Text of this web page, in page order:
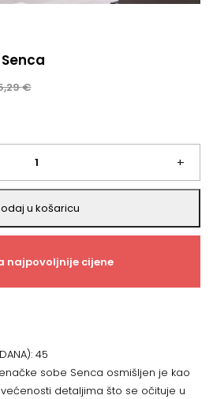
€
+
u košaricu
najpovoljnije cijene
45
sobe Senca osmišljen je kao
detaljima što se očituje u